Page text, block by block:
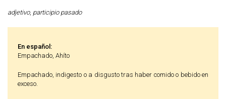
adjetivo, participio pasado
En español:
Empachado, Ahíto
Empachado, indigesto o a disgusto tras haber comido o bebido en
exceso.